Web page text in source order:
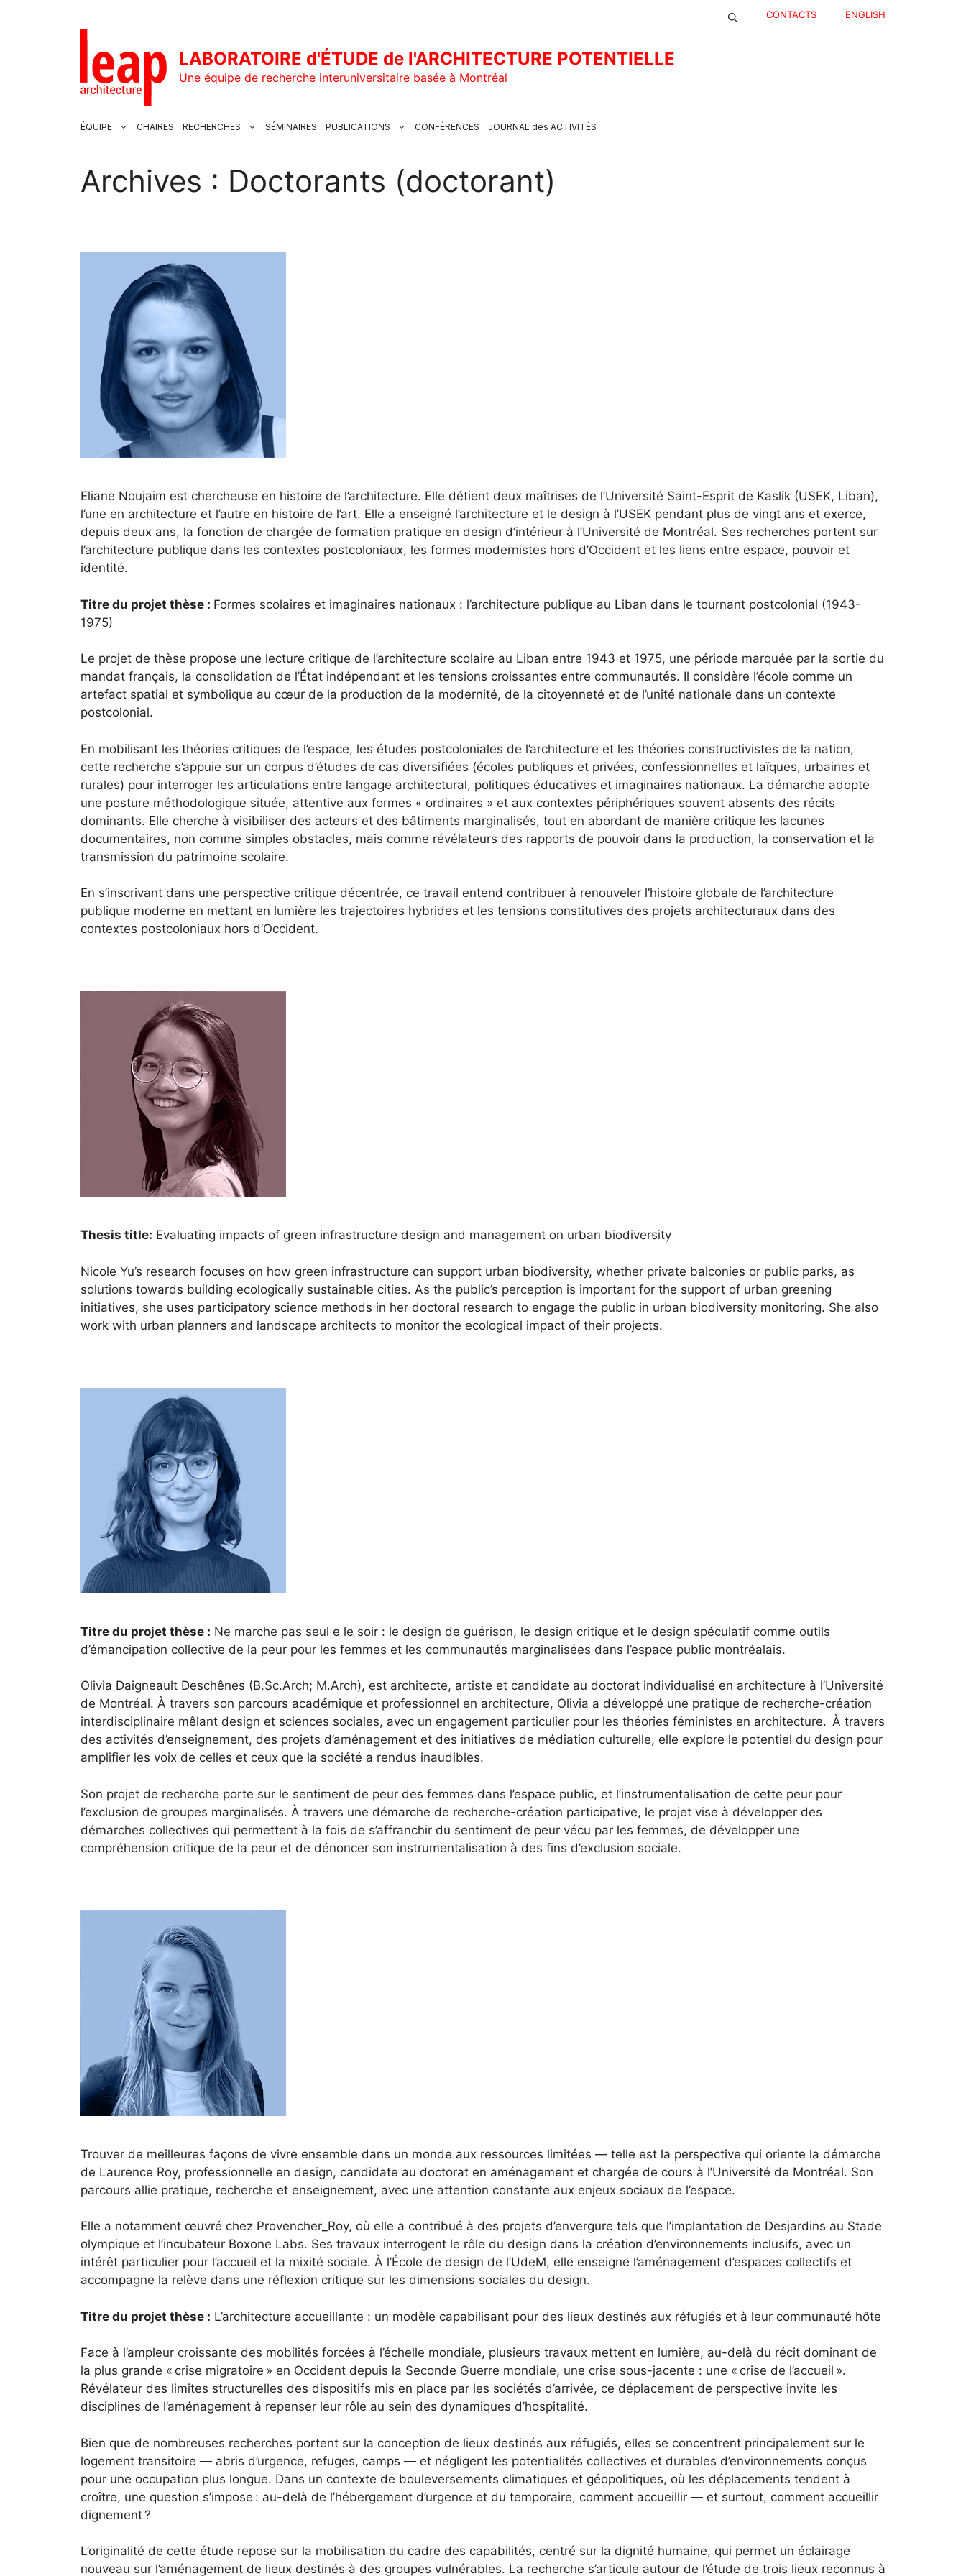
CONTACTS ENGLISH
LABORATOIRE d'ÉTUDE de l'ARCHITECTURE POTENTIELLE
Une équipe de recherche interuniversitaire basée à Montréal
ÉQUIPE CHAIRES RECHERCHES SÉMINAIRES PUBLICATIONS CONFÉRENCES JOURNAL des ACTIVITÉS
Archives : Doctorants (doctorant)
Eliane Noujaim est chercheuse en histoire de l’architecture. Elle détient deux maîtrises de l’Université Saint-Esprit de Kaslik (USEK, Liban),
l’une en architecture et l’autre en histoire de l’art. Elle a enseigné l’architecture et le design à l’USEK pendant plus de vingt ans et exerce,
depuis deux ans, la fonction de chargée de formation pratique en design d’intérieur à l’Université de Montréal. Ses recherches portent sur
l’architecture publique dans les contextes postcoloniaux, les formes modernistes hors d’Occident et les liens entre espace, pouvoir et
identité.
Titre du projet thèse : Formes scolaires et imaginaires nationaux : l’architecture publique au Liban dans le tournant postcolonial (1943-
1975)
Le projet de thèse propose une lecture critique de l’architecture scolaire au Liban entre 1943 et 1975, une période marquée par la sortie du
mandat français, la consolidation de l’État indépendant et les tensions croissantes entre communautés. Il considère l’école comme un
artefact spatial et symbolique au cœur de la production de la modernité, de la citoyenneté et de l’unité nationale dans un contexte
postcolonial.
En mobilisant les théories critiques de l’espace, les études postcoloniales de l’architecture et les théories constructivistes de la nation,
cette recherche s’appuie sur un corpus d’études de cas diversifiées (écoles publiques et privées, confessionnelles et laïques, urbaines et
rurales) pour interroger les articulations entre langage architectural, politiques éducatives et imaginaires nationaux. La démarche adopte
une posture méthodologique située, attentive aux formes « ordinaires » et aux contextes périphériques souvent absents des récits
dominants. Elle cherche à visibiliser des acteurs et des bâtiments marginalisés, tout en abordant de manière critique les lacunes
documentaires, non comme simples obstacles, mais comme révélateurs des rapports de pouvoir dans la production, la conservation et la
transmission du patrimoine scolaire.
En s’inscrivant dans une perspective critique décentrée, ce travail entend contribuer à renouveler l’histoire globale de l’architecture
publique moderne en mettant en lumière les trajectoires hybrides et les tensions constitutives des projets architecturaux dans des
contextes postcoloniaux hors d’Occident.
Thesis title: Evaluating impacts of green infrastructure design and management on urban biodiversity
Nicole Yu’s research focuses on how green infrastructure can support urban biodiversity, whether private balconies or public parks, as
solutions towards building ecologically sustainable cities. As the public’s perception is important for the support of urban greening
initiatives, she uses participatory science methods in her doctoral research to engage the public in urban biodiversity monitoring. She also
work with urban planners and landscape architects to monitor the ecological impact of their projects.
Titre du projet thèse : Ne marche pas seul·e le soir : le design de guérison, le design critique et le design spéculatif comme outils
d’émancipation collective de la peur pour les femmes et les communautés marginalisées dans l’espace public montréalais.
Olivia Daigneault Deschênes (B.Sc.Arch; M.Arch), est architecte, artiste et candidate au doctorat individualisé en architecture à l’Université
de Montréal. À travers son parcours académique et professionnel en architecture, Olivia a développé une pratique de recherche-­création
interdisciplinaire mêlant design et sciences sociales, avec un engagement particulier pour les théories féministes en architecture. À travers
des activités d’enseignement, des projets d’aménagement et des initiatives de médiation culturelle, elle explore le potentiel du design pour
amplifier les voix de celles et ceux que la société a rendus inaudibles.
Son projet de recherche porte sur le sentiment de peur des femmes dans l’espace public, et l’instrumentalisation de cette peur pour
l’exclusion de groupes marginalisés. À travers une démarche de recherche-création participative, le projet vise à développer des
démarches collectives qui permettent à la fois de s’affranchir du sentiment de peur vécu par les femmes, de développer une
compréhension critique de la peur et de dénoncer son instrumentalisation à des fins d’exclusion sociale.
Trouver de meilleures façons de vivre ensemble dans un monde aux ressources limitées — telle est la perspective qui oriente la démarche
de Laurence Roy, professionnelle en design, candidate au doctorat en aménagement et chargée de cours à l’Université de Montréal. Son
parcours allie pratique, recherche et enseignement, avec une attention constante aux enjeux sociaux de l’espace.
Elle a notamment œuvré chez Provencher_Roy, où elle a contribué à des projets d’envergure tels que l’implantation de Desjardins au Stade
olympique et l’incubateur Boxone Labs. Ses travaux interrogent le rôle du design dans la création d’environnements inclusifs, avec un
intérêt particulier pour l’accueil et la mixité sociale. À l’École de design de l’UdeM, elle enseigne l’aménagement d’espaces collectifs et
accompagne la relève dans une réflexion critique sur les dimensions sociales du design.
Titre du projet thèse : L’architecture accueillante : un modèle capabilisant pour des lieux destinés aux réfugiés et à leur communauté hôte
Face à l’ampleur croissante des mobilités forcées à l’échelle mondiale, plusieurs travaux mettent en lumière, au-delà du récit dominant de
la plus grande « crise migratoire » en Occident depuis la Seconde Guerre mondiale, une crise sous-jacente : une « crise de l’accueil ».
Révélateur des limites structurelles des dispositifs mis en place par les sociétés d’arrivée, ce déplacement de perspective invite les
disciplines de l’aménagement à repenser leur rôle au sein des dynamiques d’hospitalité.
Bien que de nombreuses recherches portent sur la conception de lieux destinés aux réfugiés, elles se concentrent principalement sur le
logement transitoire — abris d’urgence, refuges, camps — et négligent les potentialités collectives et durables d’environnements conçus
pour une occupation plus longue. Dans un contexte de bouleversements climatiques et géopolitiques, où les déplacements tendent à
croître, une question s’impose : au-delà de l’hébergement d’urgence et du temporaire, comment accueillir — et surtout, comment accueillir
dignement ?
L’originalité de cette étude repose sur la mobilisation du cadre des capabilités, centré sur la dignité humaine, qui permet un éclairage
nouveau sur l’aménagement de lieux destinés à des groupes vulnérables. La recherche s’articule autour de l’étude de trois lieux reconnus à